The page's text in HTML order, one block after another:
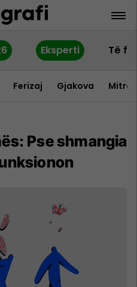
Eksperti Të
Ferizaj Gjakova
Pse shmangia